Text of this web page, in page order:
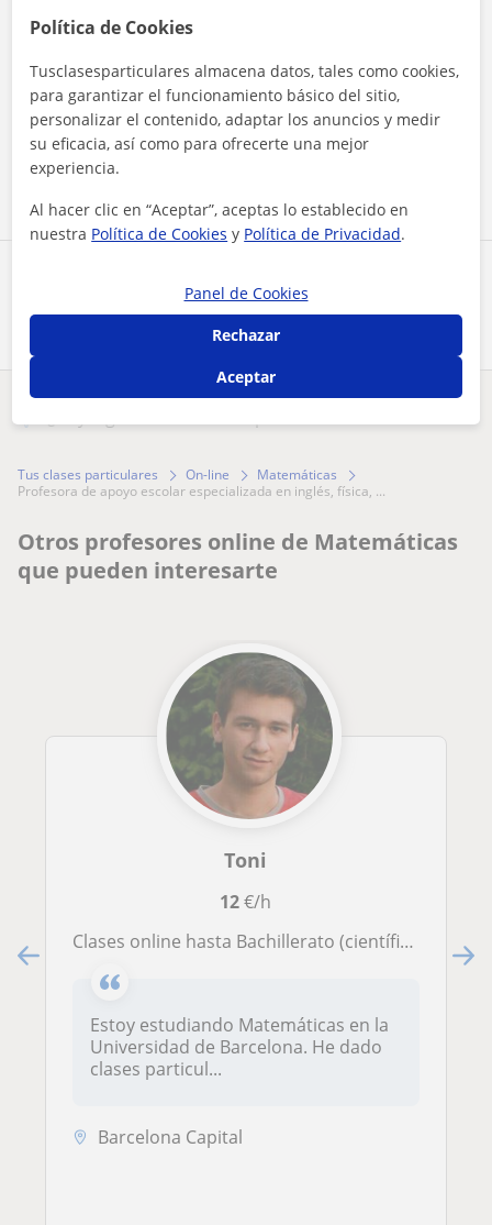
Al hacer clic, aceptas nuestroaviso legaly deprivacidad
Tus clases particulares On-line
Matemáticas
profesora de apoyo escolar especializada en inglés, física, ...
Otros profesores online de Matemáticas
que pueden interesarte
Toni
12€/h
Clases online hasta Bachillerato (científico)
Estoy estudiando Matemáticas en la
Universidad de Barcelona. He dado
clases particul...
Barcelona Capital
Política de Cookies
Tusclasesparticulares almacena datos, tales como cookies,
para garantizar el funcionamiento básico del sitio,
personalizar el contenido, adaptar los anuncios y medir
su eficacia, así como para ofrecerte una mejor
experiencia.
Al hacer clic en “Aceptar”, aceptas lo establecido en
nuestra Política de Cookies y Política de Privacidad.
Panel de Cookies
Rechazar
Aceptar